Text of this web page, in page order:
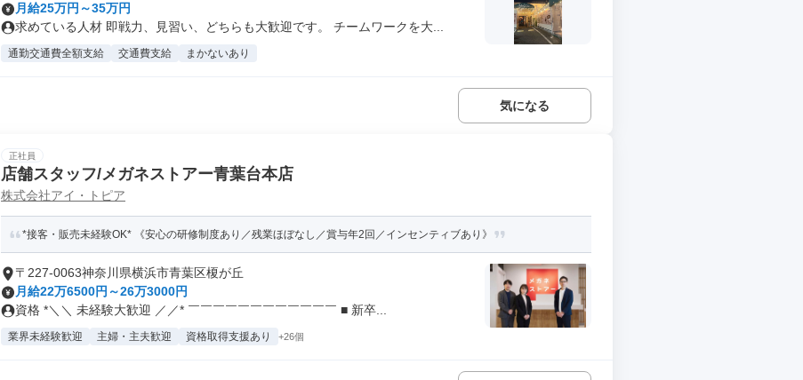
月給25万円～35万円
求めている人材 即戦力、見習い、どちらも大歓迎です。 チームワークを大...
通勤交通費全額支給 交通費支給 まかないあり
気になる
正社員
店舗スタッフ/メガネストアー青葉台本店
株式会社アイ・トピア
*接客・販売未経験OK* 《安心の研修制度あり／残業ほぼなし／賞与年2回／インセンティブあり》
〒227-0063神奈川県横浜市青葉区榎が丘
月給22万6500円～26万3000円
資格 *＼＼ 未経験大歓迎 ／／* ￣￣￣￣￣￣￣￣￣￣￣￣ ■ 新卒...
業界未経験歓迎 主婦・主夫歓迎 資格取得支援あり +26個